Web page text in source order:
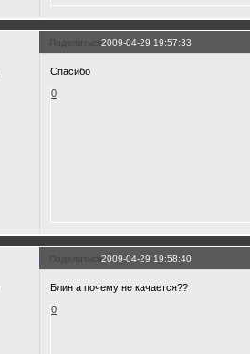
Поделиться2009-04-29 19:57:33
Спасибо
0
Поделиться2009-04-29 19:58:40
Блин а почему не качается??
0